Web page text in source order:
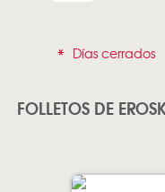
* Días cerrados
FOLLETOS DE